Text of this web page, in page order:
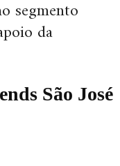
segmento
da
São José